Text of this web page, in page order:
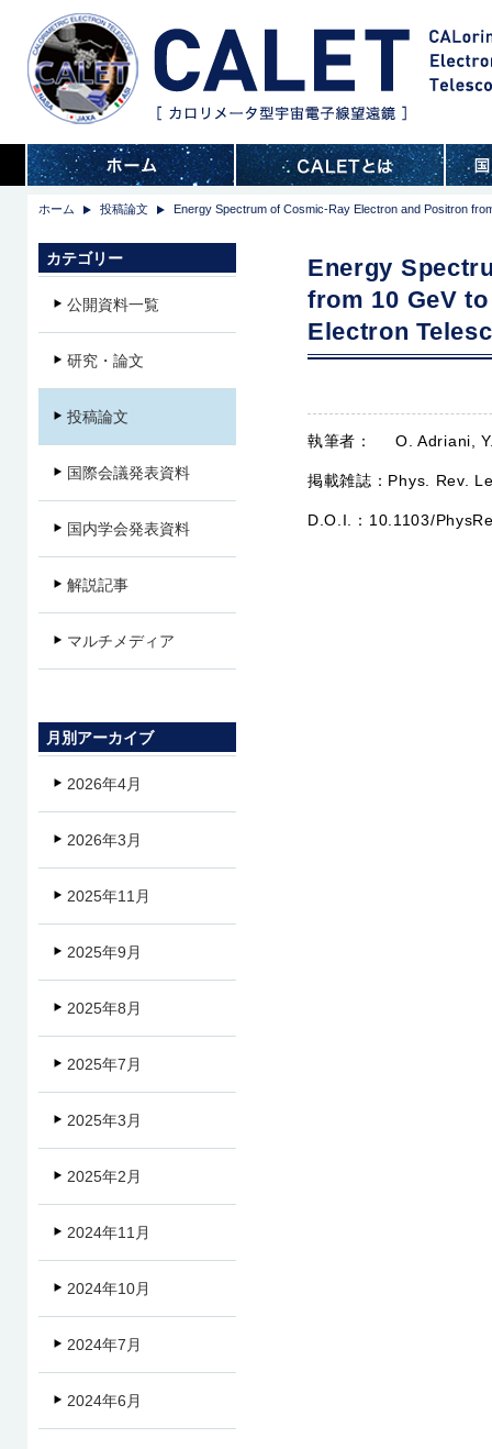
ホーム 投稿論文 Energy Spectrum of Cosmic-Ray Electron and Positron
Energy
from 10 GeV
Electron
執筆者： O. Adriani,
掲載雑誌： Phys. Rev.
D.O.I.： 10.1103/
カテゴリー
公開資料一覧
研究・論文
投稿論文
国際会議発表資料
国内学会発表資料
解説記事
マルチメディア
月別アーカイブ
2026年4月
2026年3月
2025年11月
2025年9月
2025年8月
2025年7月
2025年3月
2025年2月
2024年11月
2024年10月
2024年7月
2024年6月